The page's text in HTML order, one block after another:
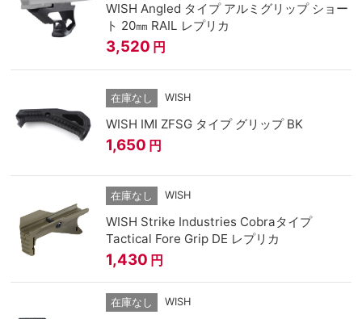
WISH Angled タイプ アルミグリップ ショー
ト 20㎜ RAIL レプリカ
3,520 円
在庫なし WISH
WISH IMI ZFSG タイプ グリップ BK
1,650 円
在庫なし WISH
WISH Strike Industries Cobraタイプ
Tactical Fore Grip DE レプリカ
1,430 円
在庫なし WISH